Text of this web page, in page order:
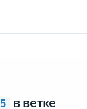
в ветке